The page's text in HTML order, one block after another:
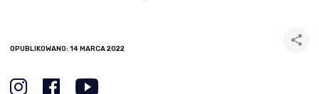
OPUBLIKOWANO: 14 MARCA 2022